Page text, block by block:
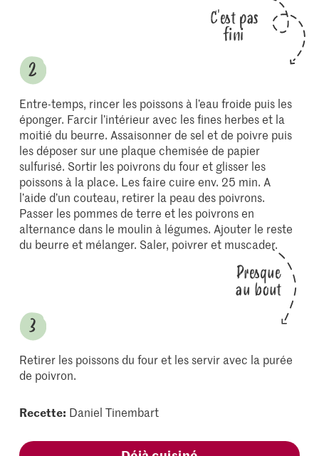
C'est pas
fini
Entre-temps, rincer les poissons à l’eau froide puis les
éponger. Farcir l’intérieur avec les fines herbes et la
moitié du beurre. Assaisonner de sel et de poivre puis
les déposer sur une plaque chemisée de papier
sulfurisé. Sortir les poivrons du four et glisser les
poissons à la place. Les faire cuire env. 25 min. A
l’aide d’un couteau, retirer la peau des poivrons.
Passer les pommes de terre et les poivrons en
alternance dans le moulin à légumes. Ajouter le reste
du beurre et mélanger. Saler, poivrer et muscader.
Presque
au bout
Retirer les poissons du four et les servir avec la purée
de poivron.
Recette: Daniel Tinembart